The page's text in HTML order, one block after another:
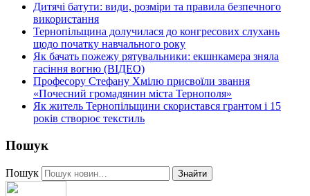
Дитячі батути: види, розміри та правила безпечного
використання
Тернопільщина долучилася до конгресових слухань
щодо початку навчального року
Як бачать пожежу рятувальники: екшнкамера зняла
гасіння вогню (ВІДЕО)
Професору Стефану Хмілю присвоїли звання
«Почесний громадянин міста Тернополя»
Як житель Тернопільщини скористався грантом і 15
років створює текстиль
Пошук
Пошук Знайти